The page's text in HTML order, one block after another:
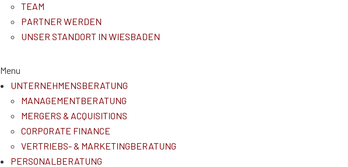
TEAM
PARTNER WERDEN
UNSER STANDORT IN WIESBADEN
Menu
UNTERNEHMENSBERATUNG
MANAGEMENTBERATUNG
MERGERS & ACQUISITIONS
CORPORATE FINANCE
VERTRIEBS- & MARKETINGBERATUNG
PERSONALBERATUNG